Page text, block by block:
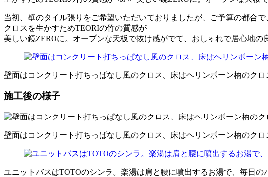
当初、壁のタイル張りをご希望いただいておりましたが、ご予算の都合
クロスを生かすためTEORIの竹の質感が
美しい鏡ZEROに。オープンな天板で抜け感がでて、おしゃれで居心地の
壁面はコンクリート打ちっぱなし風のクロス、床はヘリンボーン柄のクロ
施工後の様子
壁面はコンクリート打ちっぱなし風のクロス、床はヘリンボーン柄のクロ
ユニットバスはTOTOのシンラ。楽湯は肩と腰に噴出するお湯で、毎日